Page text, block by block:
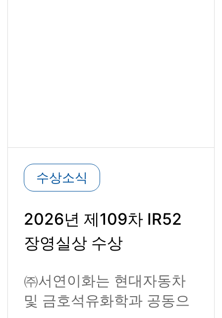
수상소식
2026년 제109차 IR52
장영실상 수상
㈜서연이화는 현대자동차
및 금호석유화학과 공동으